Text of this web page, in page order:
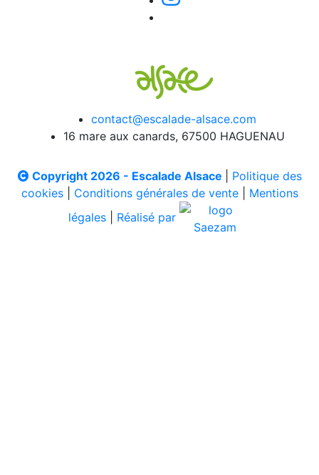
contact@escalade-alsace.com
16 mare aux canards, 67500 HAGUENAU
Copyright 2026 - Escalade Alsace
Politique des
cookies| Conditions générales de vente| Mentions
légales
Réalisé par